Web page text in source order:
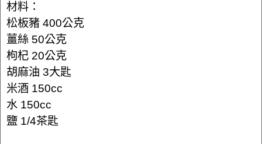
材料：
松板豬 400公克
薑絲 50公克
枸杞 20公克
胡麻油 3大匙
米酒 150cc
水 150cc
鹽 1/4茶匙